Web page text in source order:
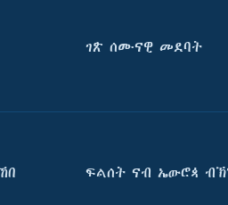
ገጽ ሰሙናዊ መደባት
ፍልሰት ናብ ኤውሮጳ